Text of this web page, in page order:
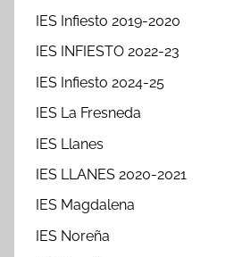
IES Infiesto 2019-2020
IES INFIESTO 2022-23
IES Infiesto 2024-25
IES La Fresneda
IES Llanes
IES LLANES 2020-2021
IES Magdalena
IES Noreña